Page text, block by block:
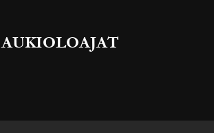
AUKIOLOAJAT